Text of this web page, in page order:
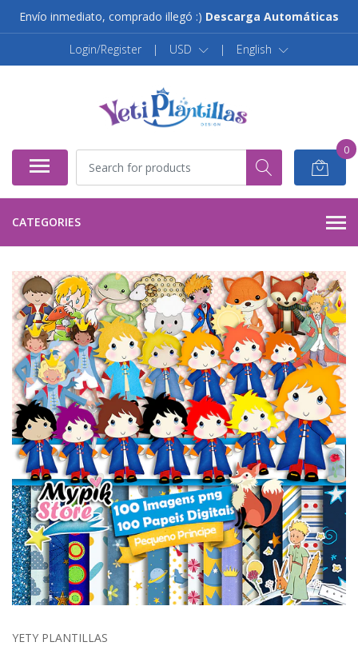
Envío inmediato, comprado illegó :) Descarga Automáticas
Login/Register | USD | English
0
CATEGORIES
YETY PLANTILLAS